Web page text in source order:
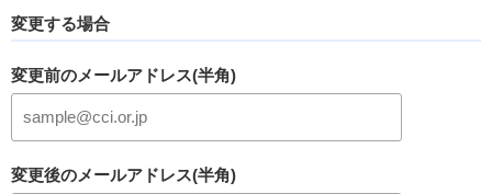
変更する場合
変更前のメールアドレス(半角)
変更後のメールアドレス(半角)